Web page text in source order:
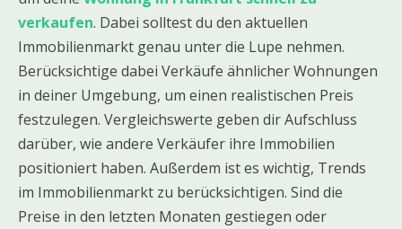
verkaufen. Dabei solltest du den aktuellen
Immobilienmarkt genau unter die Lupe nehmen.
Berücksichtige dabei Verkäufe ähnlicher Wohnungen
in deiner Umgebung, um einen realistischen Preis
festzulegen. Vergleichswerte geben dir Aufschluss
darüber, wie andere Verkäufer ihre Immobilien
positioniert haben. Außerdem ist es wichtig, Trends
im Immobilienmarkt zu berücksichtigen. Sind die
Preise in den letzten Monaten gestiegen oder